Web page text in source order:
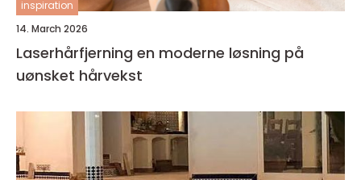
inspiration
14. March 2026
Laserhårfjerning en moderne løsning på
uønsket hårvekst